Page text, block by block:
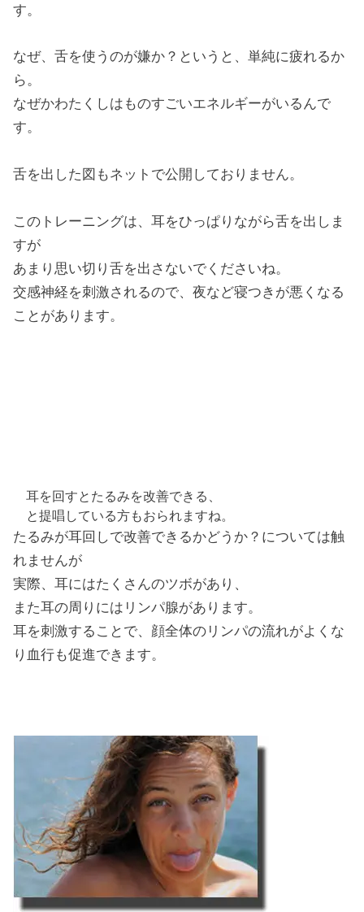
す。
なぜ、舌を使うのが嫌か？というと、単純に疲れるか
ら。
なぜかわたくしはものすごいエネルギーがいるんで
す。
舌を出した図もネットで公開しておりません。
このトレーニングは、耳をひっぱりながら舌を出しま
すが
あまり思い切り舌を出さないでくださいね。
交感神経を刺激されるので、夜など寝つきが悪くなる
ことがあります。
耳を回すとたるみを改善できる、
と提唱している方もおられますね。
たるみが耳回しで改善できるかどうか？については触
れませんが
実際、耳にはたくさんのツボがあり、
また耳の周りにはリンパ腺があります。
耳を刺激することで、顔全体のリンパの流れがよくな
り血行も促進できます。